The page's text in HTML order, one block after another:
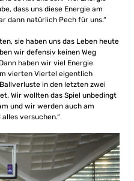
dass uns diese Energie am
dann natürlich Pech für uns.“
sie haben uns das Leben heute
wir defensiv keinen Weg
haben wir viel Energie
vierten Viertel eigentlich
in den letzten zwei
Wir wollten das Spiel unbedingt
und wir werden auch am
versuchen.“